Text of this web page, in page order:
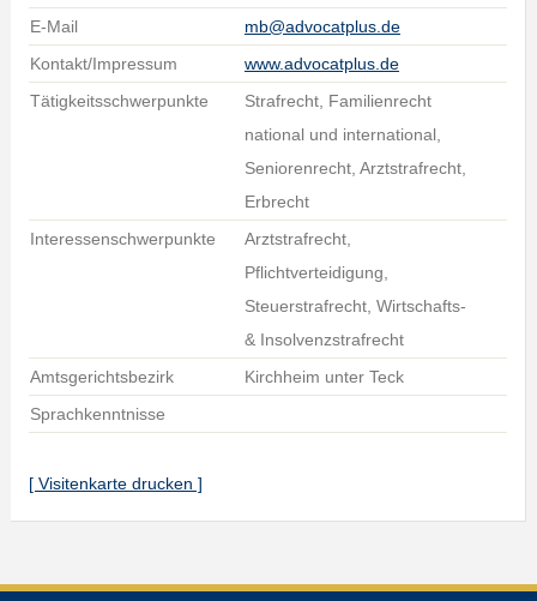
E-Mail
mb@advocatplus.de
Kontakt/Impressum
www.advocatplus.de
Tätigkeitsschwerpunkte
Strafrecht, Familienrecht
national und international,
Seniorenrecht, Arztstrafrecht,
Erbrecht
Interessenschwerpunkte
Arztstrafrecht,
Pflichtverteidigung,
Steuerstrafrecht, Wirtschafts-
& Insolvenzstrafrecht
Amtsgerichtsbezirk
Kirchheim unter Teck
Sprachkenntnisse
[ Visitenkarte drucken ]